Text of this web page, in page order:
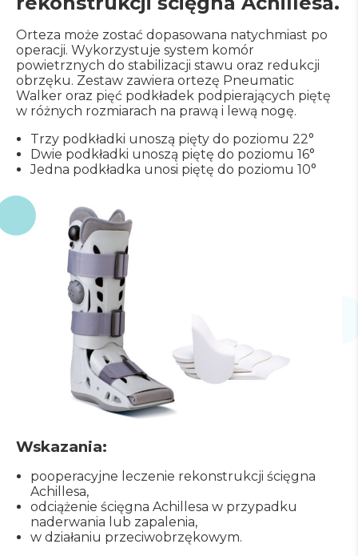
Orteza może zostać dopasowana natychmiast po
operacji. Wykorzystuje system komór
powietrznych do stabilizacji stawu oraz redukcji
obrzęku. Zestaw zawiera ortezę Pneumatic
Walker oraz pięć podkładek podpierających piętę
w różnych rozmiarach na prawą i lewą nogę.
Trzy podkładki unoszą pięty do poziomu 22°
Dwie podkładki unoszą piętę do poziomu 16°
Jedna podkładka unosi piętę do poziomu 10°
Wskazania:
pooperacyjne leczenie rekonstrukcji ścięgna
Achillesa,
odciążenie ścięgna Achillesa w przypadku
naderwania lub zapalenia,
w działaniu przeciwobrzękowym.